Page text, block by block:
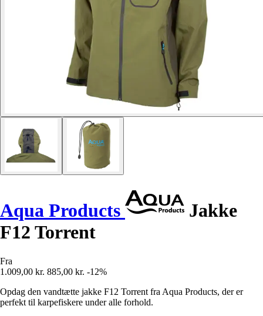
Aqua Products
Jakke
F12 Torrent
Fra
1.009,00 kr. 885,00 kr. -12%
Opdag den vandtætte jakke F12 Torrent fra Aqua Products, der er
perfekt til karpefiskere under alle forhold.